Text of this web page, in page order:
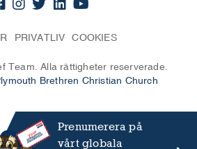
PRIVATLIV COOKIES
Team. Alla rättigheter reserverade.
Brethren Christian Church
Prenumerera på
vårt globala